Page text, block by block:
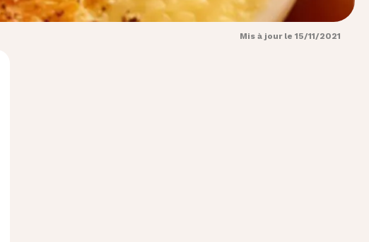
Mis à jour le 15/11/2021